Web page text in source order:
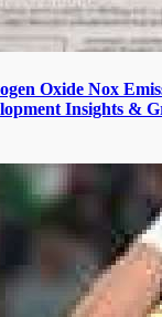
Oxide Nox
Insights &